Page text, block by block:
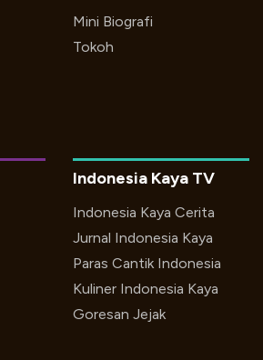
Mini Biografi
Tokoh
Indonesia Kaya TV
Indonesia Kaya Cerita
Jurnal Indonesia Kaya
Paras Cantik Indonesia
Kuliner Indonesia Kaya
Goresan Jejak